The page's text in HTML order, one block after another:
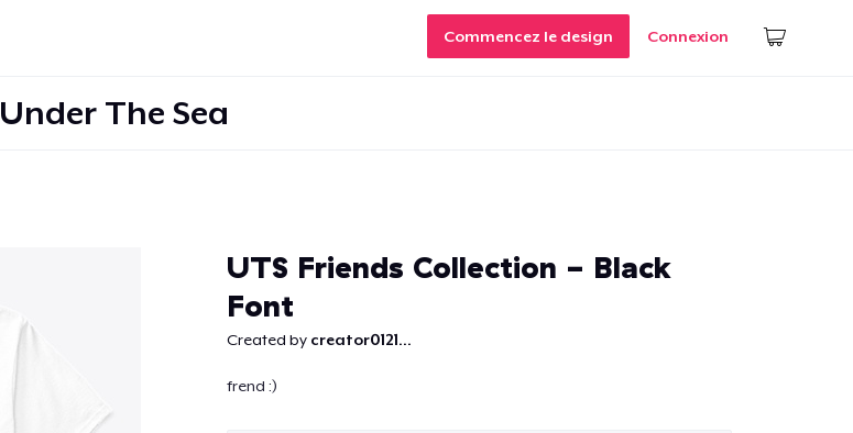
Commencez le design Connexion
Under The Sea
UTS Friends Collection - Black
Font
Created by creator0121...
frend :)